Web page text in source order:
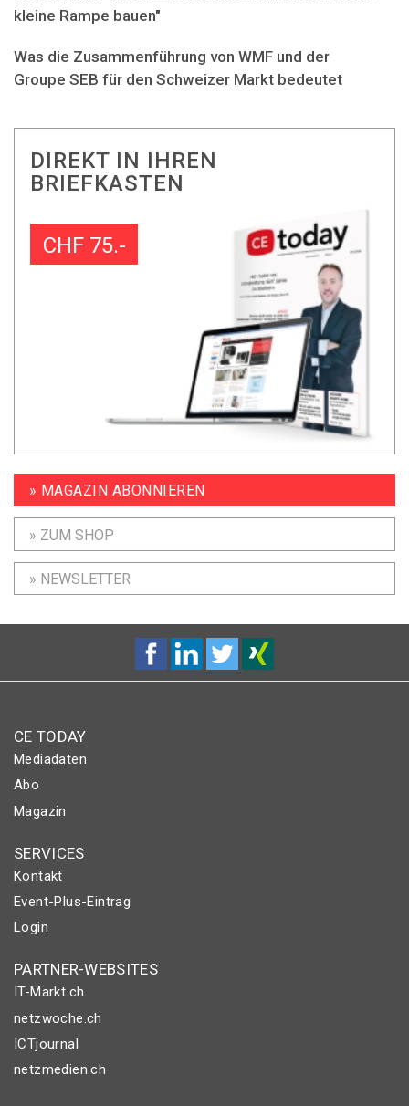
kleine Rampe bauen"
Was die Zusammenführung von WMF und der
Groupe SEB für den Schweizer Markt bedeutet
DIREKT IN IHREN
BRIEFKASTEN
CHF 75.-
» MAGAZIN ABONNIEREN
» ZUM SHOP
» NEWSLETTER
CE TODAY
Mediadaten
Abo
Magazin
SERVICES
Kontakt
Event-Plus-Eintrag
Login
PARTNER-WEBSITES
IT-Markt.ch
netzwoche.ch
ICTjournal
netzmedien.ch